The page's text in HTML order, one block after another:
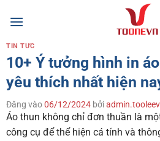
qua
TIN TỨC
10+ Ý tưởng hình in
yêu thích nhất hiện
Đăng vào06/12/2024 bởi
Áo thun không chỉ đơn thuần là
công cụ để thể hiện cá tính và